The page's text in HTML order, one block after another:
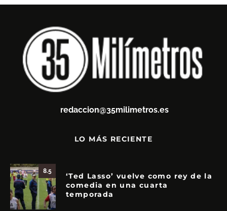
redaccion@35milimetros.es
LO MÁS RECIENTE
8.5
‘Ted Lasso’ vuelve como rey de la
comedia en una cuarta
temporada